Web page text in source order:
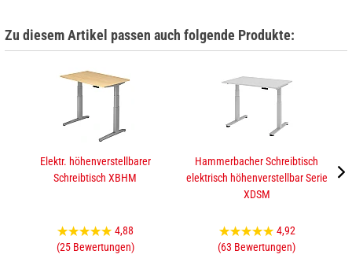
Zu diesem Artikel passen auch folgende Produkte:
Elektr. höhenverstellbarer
Schreibtisch XBHM
4,88
(25 Bewertungen)
Hammerbacher Schreibtisch
elektrisch höhenverstellbar Serie
XDSM
4,92
(63 Bewertungen)